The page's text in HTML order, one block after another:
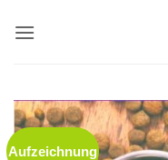
Inhalt
Aufzeichnung